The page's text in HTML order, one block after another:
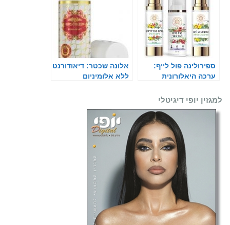
ספירולינה פול לייף:
ערכה היאלורונית
אלונה שכטר: דיאודורנט
ללא אלומיניום
למגזין יופי דיגיטלי